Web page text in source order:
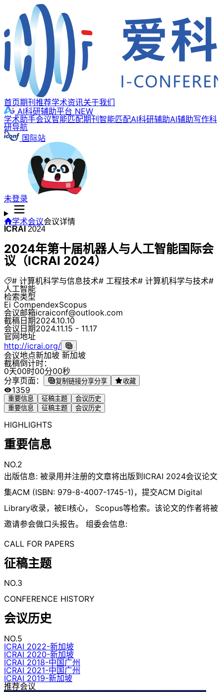
首页期刊推荐学术资讯关于我们
AI科研辅助平台 NEW
学术助手会议智能匹配期刊智能匹配AI科研辅助AI辅助写作科
研导航
国际站
未登录
学术会议会议详情
ICRAI 2024
2024年第十届机器人与人工智能国际会
议（ICRAI 2024）
# 计算机科学与信息技术# 工程技术# 计算机科学与技术#
人工智能
检索类型
Ei CompendexScopus
会议邮箱icraiconf@outlook.com
截稿日期2024.10.10
会议日期2024.11.15 - 11.17
官网地址
http://icrai.org/
会议地点新加坡 新加坡
截稿倒计时：
0天00时00分00秒
分享页面：
复制链接分享分享 收藏
1359
重要信息 征稿主题
会议历史
重要信息
征稿主题 会议历史
HIGHLIGHTS
重要信息
NO.2
出版信息: 被录用并注册的文章将出版到ICRAI 2024会议论文
集ACM (ISBN: 979-8-4007-1745-1)，提交ACM Digital
Library收录，被EI核心， Scopus等检索。该论文的作者将被
邀请参会做口头报告。 组委会信息:
CALL FOR PAPERS
征稿主题
NO.3
CONFERENCE HISTORY
会议历史
NO.5
ICRAI 2022-新加坡
ICRAI 2020-新加坡
ICRAI 2018-中国广州
ICRAI 2021-中国广州
ICRAI 2019-新加坡
推荐会议